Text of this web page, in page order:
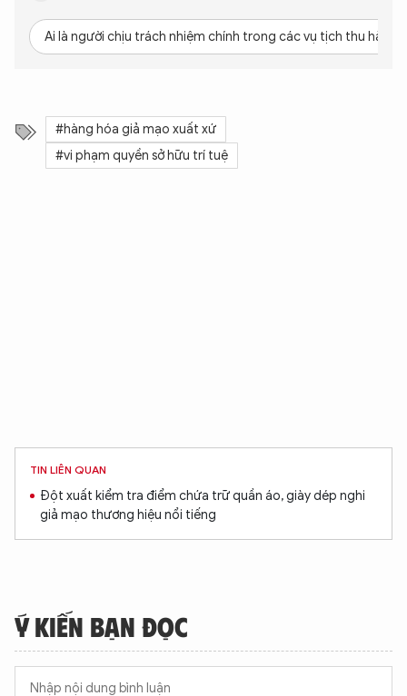
Ai là người chịu trách nhiệm chính trong các vụ tịch thu hàng
#hàng hóa giả mạo xuất xứ
#vi phạm quyền sở hữu trí tuệ
TIN LIÊN QUAN
Đột xuất kiểm tra điểm chứa trữ quần áo, giày dép nghi
giả mạo thương hiệu nổi tiếng
Ý KIẾN BẠN ĐỌC